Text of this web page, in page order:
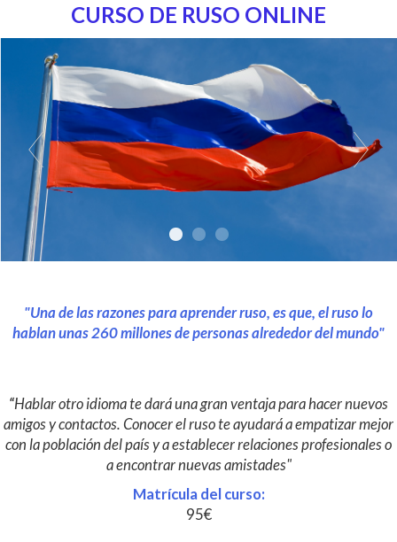
CURSO DE RUSO ONLINE
"Una de las razones para aprender ruso, es que, el ruso lo
hablan unas 260 millones de personas alrededor del mundo"
“Hablar otro idioma te dará una gran ventaja para hacer nuevos
amigos y contactos. Conocer el ruso te ayudará a empatizar mejor
con la población del país y a establecer relaciones profesionales o
a encontrar nuevas amistades"
Matrícula del curso:
95€